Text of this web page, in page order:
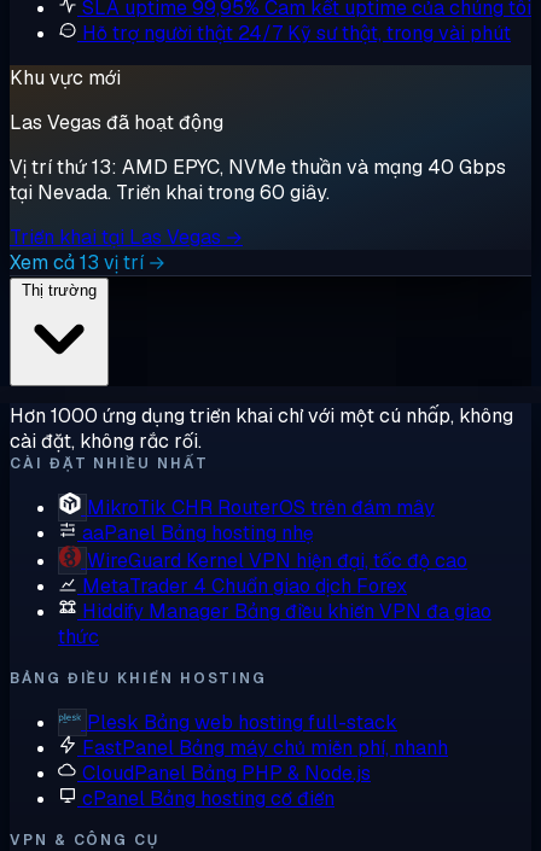
SLA uptime 99,95% Cam kết uptime của chúng tôi
Hỗ trợ người thật 24/7 Kỹ sư thật, trong vài phút
Khu vực mới
Las Vegas đã hoạt động
Vị trí thứ 13: AMD EPYC, NVMe thuần và mạng 40 Gbps
tại Nevada. Triển khai trong 60 giây.
Triển khai tại Las Vegas →
Xem cả 13 vị trí →
Hơn 1000 ứng dụng triển khai chỉ với một cú nhấp, không
cài đặt, không rắc rối.
CÀI ĐẶT NHIỀU NHẤT
MikroTik CHR RouterOS trên đám mây
aaPanel Bảng hosting nhẹ
WireGuard Kernel VPN hiện đại, tốc độ cao
MetaTrader 4 Chuẩn giao dịch Forex
Hiddify Manager Bảng điều khiển VPN đa giao
thức
BẢNG ĐIỀU KHIỂN HOSTING
Plesk Bảng web hosting full-stack
FastPanel Bảng máy chủ miễn phí, nhanh
CloudPanel Bảng PHP & Node.js
cPanel Bảng hosting cổ điển
VPN & CÔNG CỤ